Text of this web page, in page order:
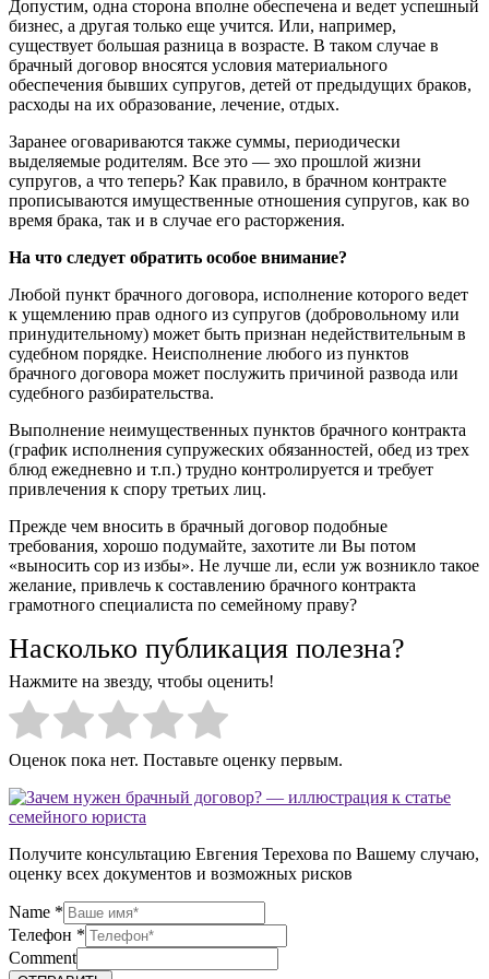
Допустим, одна сторона вполне обеспечена и ведет успешный
бизнес, а другая только еще учится. Или, например,
существует большая разница в возрасте. В таком случае в
брачный договор вносятся условия материального
обеспечения бывших супругов, детей от предыдущих браков,
расходы на их образование, лечение, отдых.
Заранее оговариваются также суммы, периодически
выделяемые родителям. Все это — эхо прошлой жизни
супругов, а что теперь? Как правило, в брачном контракте
прописываются имущественные отношения супругов, как во
время брака, так и в случае его расторжения.
На что следует обратить особое внимание?
Любой пункт брачного договора, исполнение которого ведет
к ущемлению прав одного из супругов (добровольному или
принудительному) может быть признан недействительным в
судебном порядке. Неисполнение любого из пунктов
брачного договора может послужить причиной развода или
судебного разбирательства.
Выполнение неимущественных пунктов брачного контракта
(график исполнения супружеских обязанностей, обед из трех
блюд ежедневно и т.п.) трудно контролируется и требует
привлечения к спору третьих лиц.
Прежде чем вносить в брачный договор подобные
требования, хорошо подумайте, захотите ли Вы потом
«выносить сор из избы». Не лучше ли, если уж возникло такое
желание, привлечь к составлению брачного контракта
грамотного специалиста по семейному праву?
Насколько публикация полезна?
Нажмите на звезду, чтобы оценить!
Оценок пока нет. Поставьте оценку первым.
Получите консультацию Евгения Терехова по Вашему случаю,
оценку всех документов и возможных рисков
Name *
Телефон *
Comment